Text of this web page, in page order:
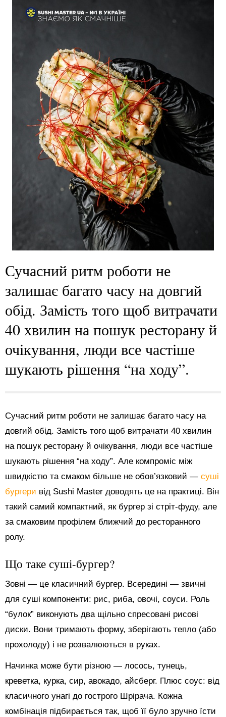
Сучасний ритм роботи не
залишає багато часу на довгий
обід. Замість того щоб витрачати
40 хвилин на пошук ресторану й
очікування, люди все частіше
шукають рішення “на ходу”.
Сучасний ритм роботи не залишає багато часу на
довгий обід. Замість того щоб витрачати 40 хвилин
на пошук ресторану й очікування, люди все частіше
шукають рішення “на ходу”. Але компроміс між
швидкістю та смаком більше не обов’язковий — суші
бургери від Sushi Master доводять це на практиці. Він
такий самий компактний, як бургер зі стріт-фуду, але
за смаковим профілем ближчий до ресторанного
ролу.
Що таке суші-бургер?
Зовні — це класичний бургер. Всередині — звичні
для суші компоненти: рис, риба, овочі, соуси. Роль
“булок” виконують два щільно спресовані рисові
диски. Вони тримають форму, зберігають тепло (або
прохолоду) і не розвалюються в руках.
Начинка може бути різною — лосось, тунець,
креветка, курка, сир, авокадо, айсберг. Плюс соус: від
класичного унагі до гострого Шрірача. Кожна
комбінація підбирається так, щоб її було зручно їсти